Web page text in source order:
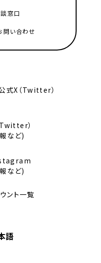
窓口
問い合わせ
式X（Twitter）
Twitter）
など)
など)
ント一覧
語